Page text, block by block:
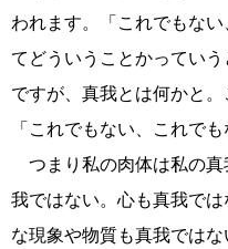
われます。「これでもな
てどういうことかってい
ですが、真我とは何かと。
「これでもない、これでも
つまり私の肉体は私の真
我ではない。心も真我で
な現象や物質も真我では